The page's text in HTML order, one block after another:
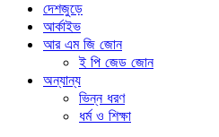
দেশজুড়ে
আর্কাইভ
আর এম জি জোন
ই পি জেড জোন
অন্যান্য
ভিন্ন ধরণ
ধর্ম ও শিক্ষা